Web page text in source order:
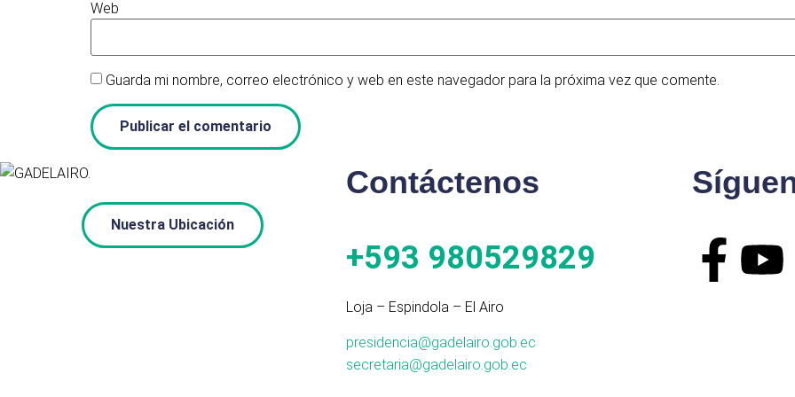
Web
Guarda mi nombre, correo electrónico y web en este navegador para la próxima vez que comente.
Nuestra Ubicación
Contáctenos
+593 980529829
Loja – Espindola – El Airo
presidencia@gadelairo.gob.ec
secretaria@gadelairo.gob.ec